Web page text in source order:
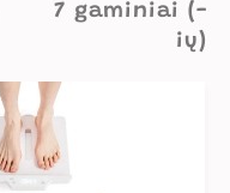
7 gaminiai (-
ių)